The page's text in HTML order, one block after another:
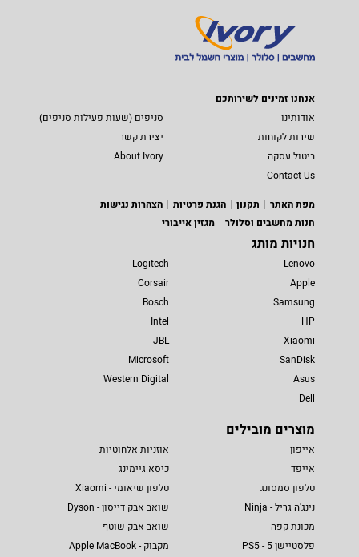
אנחנו זמינים לשירותכם
אודותינו
סניפים (שעות פעילות סניפים)
שירות לקוחות
יצירת קשר
ביטול עסקה
About Ivory
Contact Us
מפת האתר
תקנון הגנת פרטיות
הצהרות נגישות
חנות מחשבים וסלולר
מגזין אייבורי
חנויות מותג
Lenovo
Apple
Samsung
HP
Xiaomi
SanDisk
Asus
Dell
Logitech
Corsair
Bosch
Intel
JBL
Microsoft
Western Digital
מוצרים מובילים
אייפון
אייפד
טלפון סמסונג
נינג'ה גריל - Ninja
מכונת קפה
פלסטיישן 5 - PS5
אוזניות אלחוטיות
כיסא גיימינג
טלפון שיאומי - Xiaomi
שואב אבק דייסון - Dyson
שואב אבק שוטף
מקבוק - Apple MacBook